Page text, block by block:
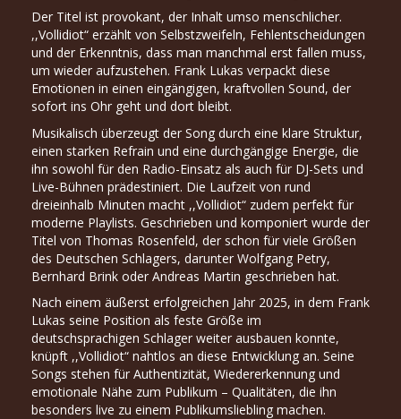
Der Titel ist provokant, der Inhalt umso menschlicher.
,,Vollidiot“ erzählt von Selbstzweifeln, Fehlentscheidungen
und der Erkenntnis, dass man manchmal erst fallen muss,
um wieder aufzustehen. Frank Lukas verpackt diese
Emotionen in einen eingängigen, kraftvollen Sound, der
sofort ins Ohr geht und dort bleibt.
Musikalisch überzeugt der Song durch eine klare Struktur,
einen starken Refrain und eine durchgängige Energie, die
ihn sowohl für den Radio-Einsatz als auch für DJ-Sets und
Live-Bühnen prädestiniert. Die Laufzeit von rund
dreieinhalb Minuten macht ,,Vollidiot“ zudem perfekt für
moderne Playlists. Geschrieben und komponiert wurde der
Titel von Thomas Rosenfeld, der schon für viele Größen
des Deutschen Schlagers, darunter Wolfgang Petry,
Bernhard Brink oder Andreas Martin geschrieben hat.
Nach einem äußerst erfolgreichen Jahr 2025, in dem Frank
Lukas seine Position als feste Größe im
deutschsprachigen Schlager weiter ausbauen konnte,
knüpft ,,Vollidiot“ nahtlos an diese Entwicklung an. Seine
Songs stehen für Authentizität, Wiedererkennung und
emotionale Nähe zum Publikum – Qualitäten, die ihn
besonders live zu einem Publikumsliebling machen.